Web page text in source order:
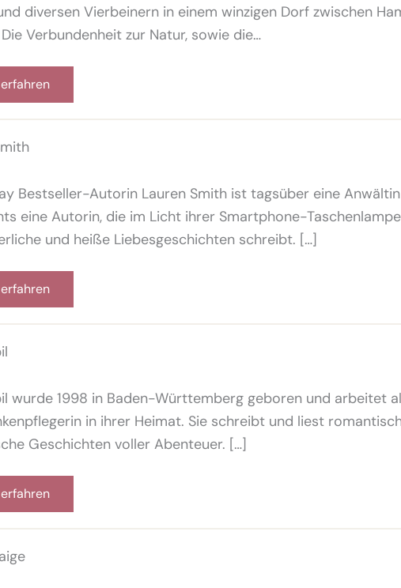
diversen Vierbeinern in einem winzigen Dorf zwischen
Verbundenheit zur Natur, sowie die…
Bestseller-Autorin Lauren Smith ist tagsüber eine
eine Autorin, die im Licht ihrer Smartphone-
und heiße Liebesgeschichten schreibt. […]
wurde 1998 in Baden-Württemberg geboren und arbeitet
in ihrer Heimat. Sie schreibt und liest
Geschichten voller Abenteuer. […]